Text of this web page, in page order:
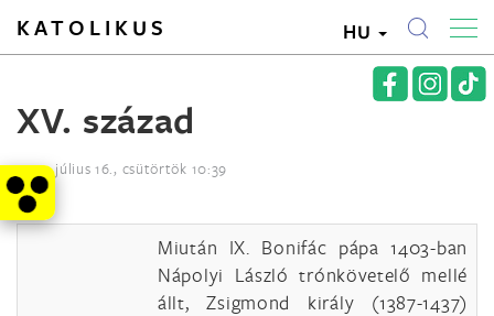
KATOLIKUS HU
XV. század
2015. július 16., csütörtök 10:39
Miután IX. Bonifác pápa 1403-ban
Nápolyi László trónkövetelő mellé
állt, Zsigmond király (1387-1437)